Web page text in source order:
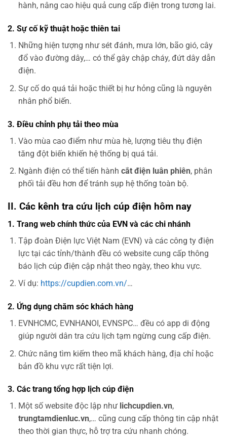
hành, nâng cao hiệu quả cung cấp điện trong tương lai.
2. Sự cố kỹ thuật hoặc thiên tai
Những hiện tượng như sét đánh, mưa lớn, bão gió, cây
đổ vào đường dây,… có thể gây chập cháy, đứt dây dẫn
điện.
Sự cố do quá tải hoặc thiết bị hư hỏng cũng là nguyên
nhân phổ biến.
3. Điều chỉnh phụ tải theo mùa
Vào mùa cao điểm như mùa hè, lượng tiêu thụ điện
tăng đột biến khiến hệ thống bị quá tải.
Ngành điện có thể tiến hành cắt điện luân phiên, phân
phối tải đều hơn để tránh sụp hệ thống toàn bộ.
II. Các kênh tra cứu lịch cúp điện hôm nay
1. Trang web chính thức của EVN và các chi nhánh
Tập đoàn Điện lực Việt Nam (EVN) và các công ty điện
lực tại các tỉnh/thành đều có website cung cấp thông
báo lịch cúp điện cập nhật theo ngày, theo khu vực.
Ví dụ: https://cupdien.com.vn/…
2. Ứng dụng chăm sóc khách hàng
EVNHCMC, EVNHANOI, EVNSPC… đều có app di động
giúp người dân tra cứu lịch tạm ngừng cung cấp điện.
Chức năng tìm kiếm theo mã khách hàng, địa chỉ hoặc
bản đồ khu vực rất tiện lợi.
3. Các trang tổng hợp lịch cúp điện
Một số website độc lập như lichcupdien.vn,
trungtamdienluc.vn,… cũng cung cấp thông tin cập nhật
theo thời gian thực, hỗ trợ tra cứu nhanh chóng.